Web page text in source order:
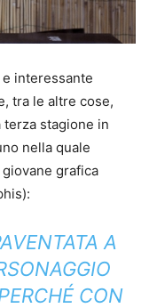
interessante
tra le altre cose,
stagione in
nella quale
grafica
A
CON